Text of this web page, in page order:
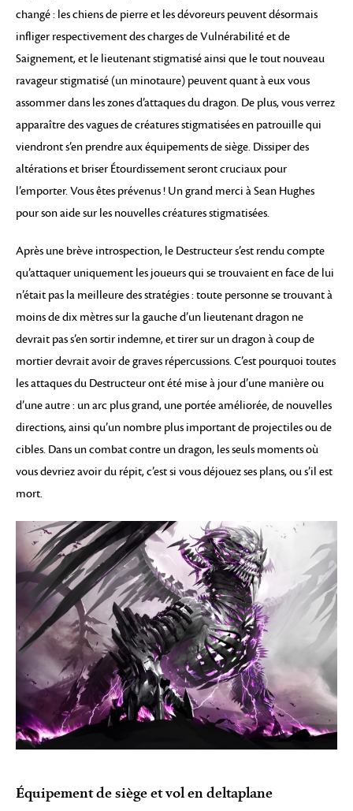
changé : les chiens de pierre et les dévoreurs peuvent désormais
infliger respectivement des charges de Vulnérabilité et de
Saignement, et le lieutenant stigmatisé ainsi que le tout nouveau
ravageur stigmatisé (un minotaure) peuvent quant à eux vous
assommer dans les zones d’attaques du dragon. De plus, vous verrez
apparaître des vagues de créatures stigmatisées en patrouille qui
viendront s’en prendre aux équipements de siège. Dissiper des
altérations et briser Étourdissement seront cruciaux pour
l’emporter. Vous êtes prévenus ! Un grand merci à Sean Hughes
pour son aide sur les nouvelles créatures stigmatisées.
Après une brève introspection, le Destructeur s’est rendu compte
qu’attaquer uniquement les joueurs qui se trouvaient en face de lui
n’était pas la meilleure des stratégies : toute personne se trouvant à
moins de dix mètres sur la gauche d’un lieutenant dragon ne
devrait pas s’en sortir indemne, et tirer sur un dragon à coup de
mortier devrait avoir de graves répercussions. C’est pourquoi toutes
les attaques du Destructeur ont été mise à jour d’une manière ou
d’une autre : un arc plus grand, une portée améliorée, de nouvelles
directions, ainsi qu’un nombre plus important de projectiles ou de
cibles. Dans un combat contre un dragon, les seuls moments où
vous devriez avoir du répit, c’est si vous déjouez ses plans, ou s’il est
mort.
Équipement de siège et vol en deltaplane